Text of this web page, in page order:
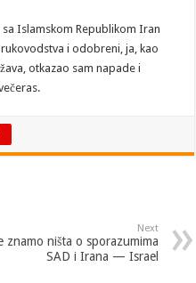
Islamskom Republikom Iran
i odobreni, ja, kao
otkazao sam napade i
Next
znamo ništa o sporazumima
SAD i Irana — Israel